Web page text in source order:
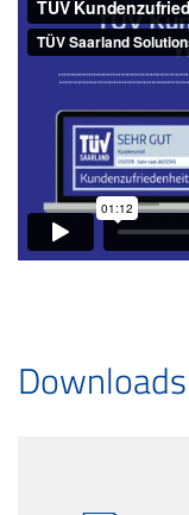
Downloads